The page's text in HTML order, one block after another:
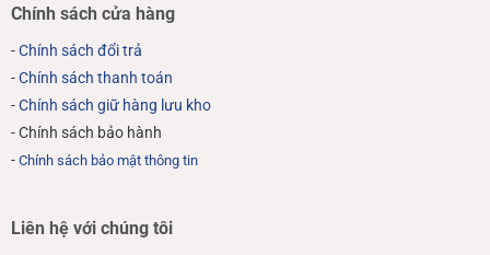
Chính sách cửa hàng
-Chính sách đổi trả
-Chính sách thanh toán
-Chính sách giữ hàng lưu kho
- Chính sách bảo hành
- Chính sách bảo mật thông tin
Liên hệ với chúng tôi